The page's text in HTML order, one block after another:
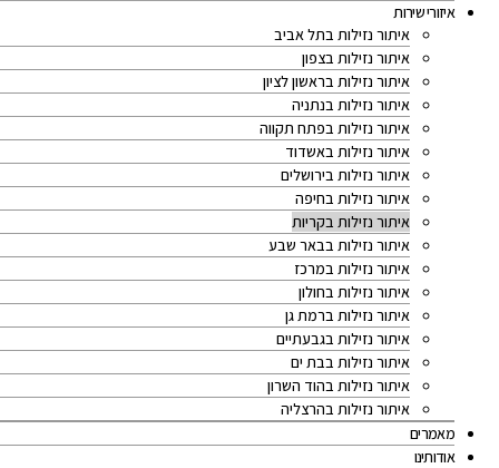
איזורי שירות
איתור נזילות בתל אביב
איתור נזילות בצפון
איתור נזילות בראשון לציון
איתור נזילות בנתניה
איתור נזילות בפתח תקווה
איתור נזילות באשדוד
איתור נזילות בירושלים
איתור נזילות בחיפה
איתור נזילות בקריות
איתור נזילות בבאר שבע
איתור נזילות במרכז
איתור נזילות בחולון
איתור נזילות ברמת גן
איתור נזילות בגבעתיים
איתור נזילות בבת ים
איתור נזילות בהוד השרון
איתור נזילות בהרצליה
מאמרים
אודותינו